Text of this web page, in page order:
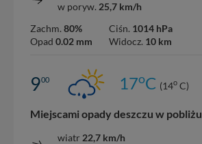
w poryw. 25,7 km/h
Zachm. 80%
Opad 0.02 mm
Ciśn. 1014 hPa
Widocz. 10 km
900 17oC (14o C)
Miejscami opady deszczu w pobliżu
wiatr 22,7 km/h